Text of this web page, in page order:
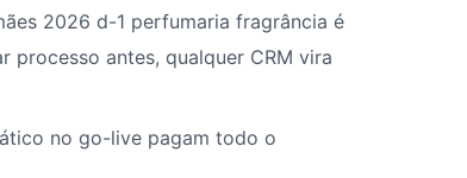
2026 d-1 perfumaria fragrância é
antes, qualquer CRM vira
no go-live pagam todo o